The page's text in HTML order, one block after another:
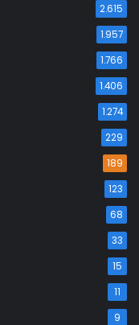
2.615
1.957
1.766
1.406
1.274
229
189
123
68
33
15
11
9